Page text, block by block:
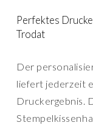
Perfektes
Trodat
Der
liefert jederzeit
Druckergebnis.